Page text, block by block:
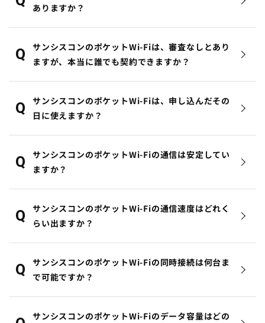
ありますか？
サンシスコンのポケットWi-Fiは、審査なしとあり
ますが、本当に誰でも契約できますか？
サンシスコンのポケットWi-Fiは、申し込んだその
日に使えますか？
サンシスコンのポケットWi-Fiの通信は安定してい
ますか？
サンシスコンのポケットWi-Fiの通信速度はどれく
らい出ますか？
サンシスコンのポケットWi-Fiの同時接続は何台ま
で可能ですか？
サンシスコンのポケットWi-Fiのデータ容量はどの